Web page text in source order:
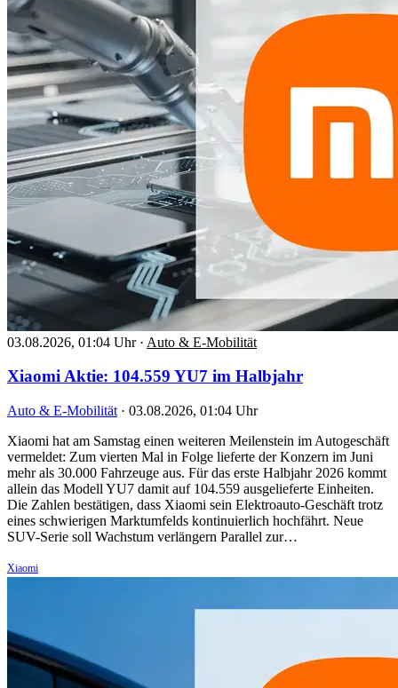
03.08.2026, 01:04 Uhr · Auto & E-Mobilität
Xiaomi Aktie: 104.559 YU7 im Halbjahr
Auto & E-Mobilität · 03.08.2026, 01:04 Uhr
Xiaomi hat am Samstag einen weiteren Meilenstein im Autogeschäft
vermeldet: Zum vierten Mal in Folge lieferte der Konzern im Juni
mehr als 30.000 Fahrzeuge aus. Für das erste Halbjahr 2026 kommt
allein das Modell YU7 damit auf 104.559 ausgelieferte Einheiten.
Die Zahlen bestätigen, dass Xiaomi sein Elektroauto-Geschäft trotz
eines schwierigen Marktumfelds kontinuierlich hochfährt. Neue
SUV-Serie soll Wachstum verlängern Parallel zur…
Xiaomi